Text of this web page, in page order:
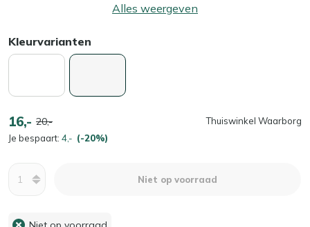
Alles weergeven
Kleurvarianten
16,- 20,-
Je bespaart: 4,- (-20%)
Thuiswinkel Waarborg
Niet op voorraad